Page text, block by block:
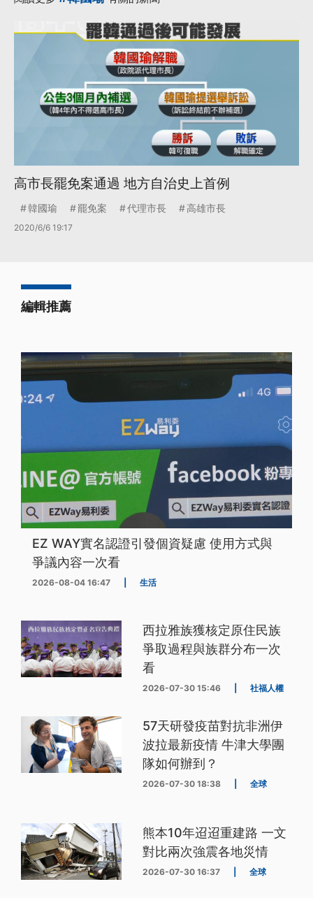
高市長罷免案通過 地方自治史上首例
韓國瑜 罷免案 代理市長 高雄市長
2020/6/6 19:17
編輯推薦
EZ WAY實名認證引發個資疑慮 使用方式與
爭議內容一次看
2026-08-04 16:47 生活
西拉雅族獲核定原住民族
爭取過程與族群分布一次
看
2026-07-30 15:46 社福人權
57天研發疫苗對抗非洲伊
波拉最新疫情 牛津大學團
隊如何辦到？
2026-07-30 18:38 全球
熊本10年迢迢重建路 一文
對比兩次強震各地災情
2026-07-30 16:37 全球